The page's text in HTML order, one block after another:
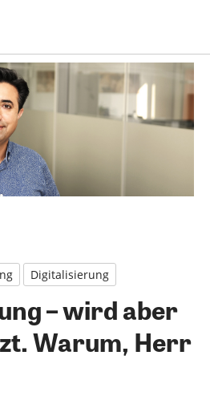
Digitalisierung
– wird aber
Warum, Herr